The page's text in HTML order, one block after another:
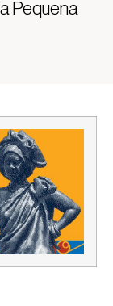
Pequena